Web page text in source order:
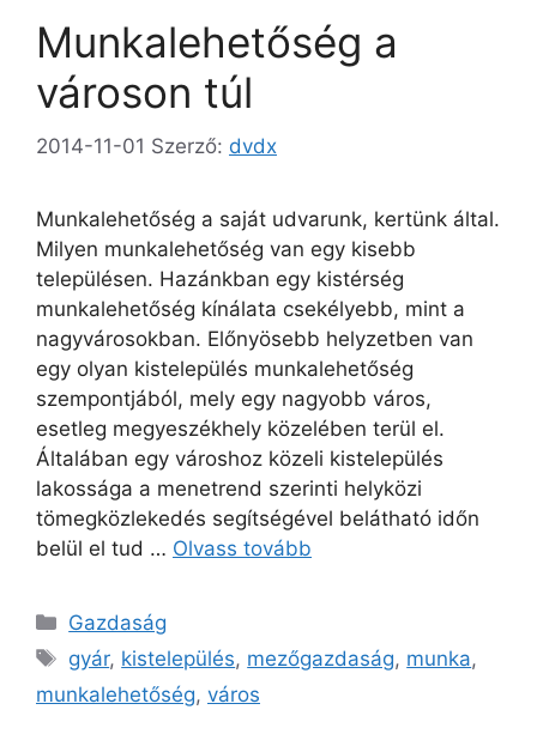
Munkalehetőség a
városon túl
2014-11-01 Szerző: dvdx
Munkalehetőség a saját udvarunk, kertünk által.
Milyen munkalehetőség van egy kisebb
településen. Hazánkban egy kistérség
munkalehetőség kínálata csekélyebb, mint a
nagyvárosokban. Előnyösebb helyzetben van
egy olyan kistelepülés munkalehetőség
szempontjából, mely egy nagyobb város,
esetleg megyeszékhely közelében terül el.
Általában egy városhoz közeli kistelepülés
lakossága a menetrend szerinti helyközi
tömegközlekedés segítségével belátható időn
belül el tud … Olvass tovább
Kategória
Gazdaság
Címkék
gyár, kistelepülés, mezőgazdaság, munka,
munkalehetőség, város